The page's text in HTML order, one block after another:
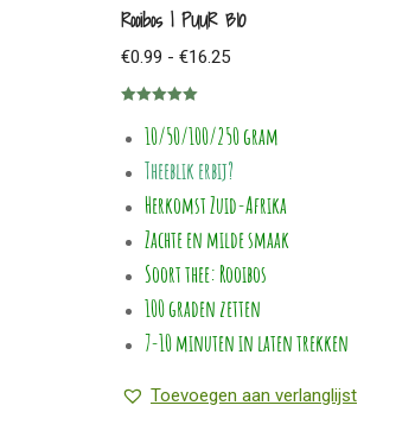
Rooibos | PUUR BIO
€0.99 - €16.25Prijsklasse:
€16.25
5.00uit 5
10/50/100/250 gram
Theeblik erbij?
Herkomst Zuid-Afrika
Zachte en milde smaak
Soort thee: Rooibos
100 graden zetten
7-10 minuten in laten trekken
Toevoegen aan verlanglijst